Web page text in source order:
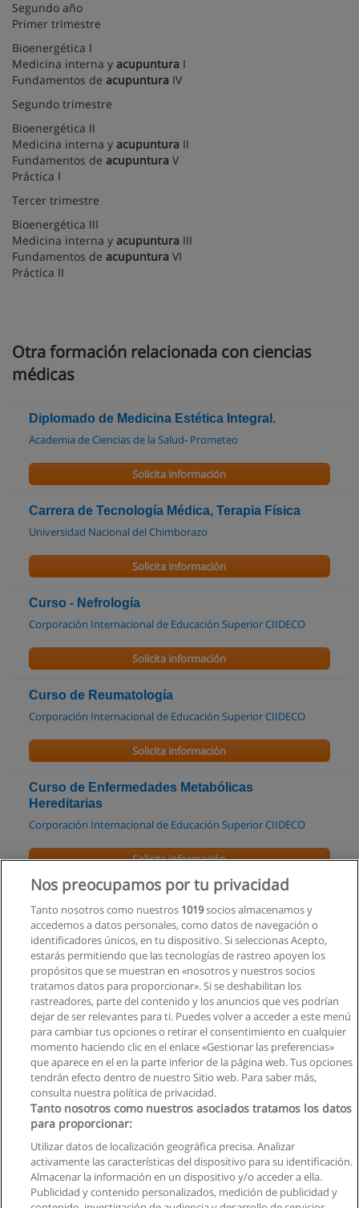
Segundo año
Primer trimestre
Bioenergética I
Medicina interna y acupuntura I
Fundamentos de acupuntura IV
Segundo trimestre
Bioenergética II
Medicina interna y acupuntura II
Fundamentos de acupuntura V
Práctica I
Tercer trimestre
Bioenergética III
Medicina interna y acupuntura III
Fundamentos de acupuntura VI
Práctica II
Otra formación relacionada con ciencias
médicas
Diplomado de Medicina Estética Integral.
Academia de Ciencias de la Salud- Prometeo
Solicita información
Carrera de Tecnología Médica, Terapia Física
Universidad Nacional del Chimborazo
Solicita información
Curso - Nefrología
Corporación Internacional de Educación Superior CIIDECO
Solicita información
Curso de Reumatología
Corporación Internacional de Educación Superior CIIDECO
Solicita información
Curso de Enfermedades Metabólicas
Hereditarias
Corporación Internacional de Educación Superior CIIDECO
Solicita información
Carrera de Nutriología
UIDE - Universidad Internacional de Ecuador
Solicita información
Curso de Avances en Operatoria Dental
Mundo Set
Solicita información
Privacidad de datos
Contactar con Educaedu
Nos preocupamos por tu privacidad
Tanto nosotros como nuestros 1019socios almacenamos y
accedemos a datos personales, como datos de navegación o
identificadores únicos, en tu dispositivo. Si seleccionas Acepto,
estarás permitiendo que las tecnologías de rastreo apoyen los
propósitos que se muestran en «nosotros y nuestros socios
tratamos datos para proporcionar». Si se deshabilitan los
rastreadores, parte del contenido y los anuncios que ves podrían
dejar de ser relevantes para ti. Puedes volver a acceder a este menú
para cambiar tus opciones o retirar el consentimiento en cualquier
momento haciendo clic en el enlace «Gestionar las preferencias»
que aparece en el en la parte inferior de la página web. Tus opciones
tendrán efecto dentro de nuestro Sitio web. Para saber más,
consulta nuestra política de privacidad.
Tanto nosotros como nuestros asociados tratamos los datos
para proporcionar:
Utilizar datos de localización geográfica precisa. Analizar
activamente las características del dispositivo para su identificación.
Almacenar la información en un dispositivo y/o acceder a ella.
Publicidad y contenido personalizados, medición de publicidad y